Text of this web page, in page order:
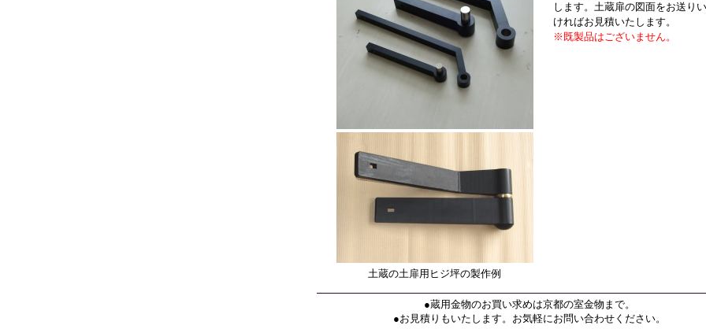
土蔵の土扉用ヒジ坪の製作例
します。土蔵扉の図面をお送り
ければお見積いたします。
※既製品はございません。
●蔵用金物のお買い求めは京都の室金物まで。
●お見積りもいたします。お気軽にお問い合わせください。